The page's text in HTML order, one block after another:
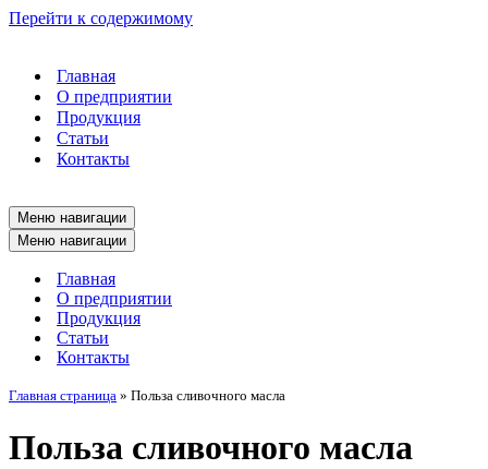
Перейти к содержимому
Главная
О предприятии
Продукция
Статьи
Контакты
Меню навигации
Меню навигации
Главная
О предприятии
Продукция
Статьи
Контакты
Главная страница » Польза сливочного масла
Польза сливочного масла